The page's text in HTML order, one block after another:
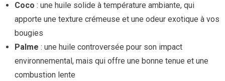
Coco : une huile solide à température ambiante, qui
apporte une texture crémeuse et une odeur exotique à vos
bougies
Palme : une huile controversée pour son impact
environnemental, mais qui offre une bonne tenue et une
combustion lente